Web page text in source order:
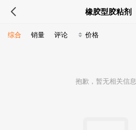
橡胶型胶粘剂
综合 销量 评论 价格
抱歉，暂无相关信息